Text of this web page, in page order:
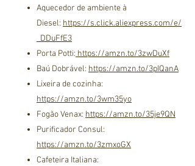
Aquecedor de ambiente à
Diesel: https://s.click.aliexpress.com/e/
_DDuFfE3
Porta Potti: https://amzn.to/3zwDuXf
Baú Dobrável: https://amzn.to/3pIQanA
Lixeira de cozinha:
https://amzn.to/3wm35yo
Fogão Venax: https://amzn.to/35je9QN
Purificador Consul:
https://amzn.to/3zmxoGX
Cafeteira Italiana: